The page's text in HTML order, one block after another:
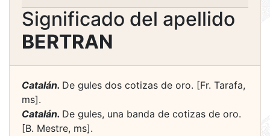
Significado del apellido
BERTRAN
Catalán. De gules dos cotizas de oro. [Fr. Tarafa,
ms].
Catalán. De gules, una banda de cotizas de oro.
[B. Mestre, ms].